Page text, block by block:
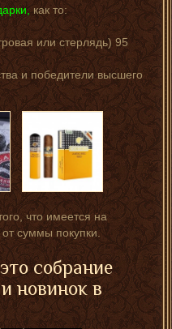
как то:
или стерлядь) 95
и победители высшего
что имеется на
суммы покупки.
собрание
новинок в